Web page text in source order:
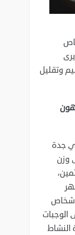
وتقليل
جدة
وزن
الوجبات
النشاط